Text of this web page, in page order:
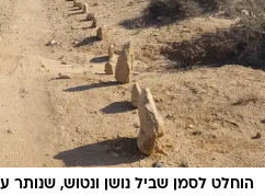
הוחלט לסמן שביל נושן ונטוש, שנותר